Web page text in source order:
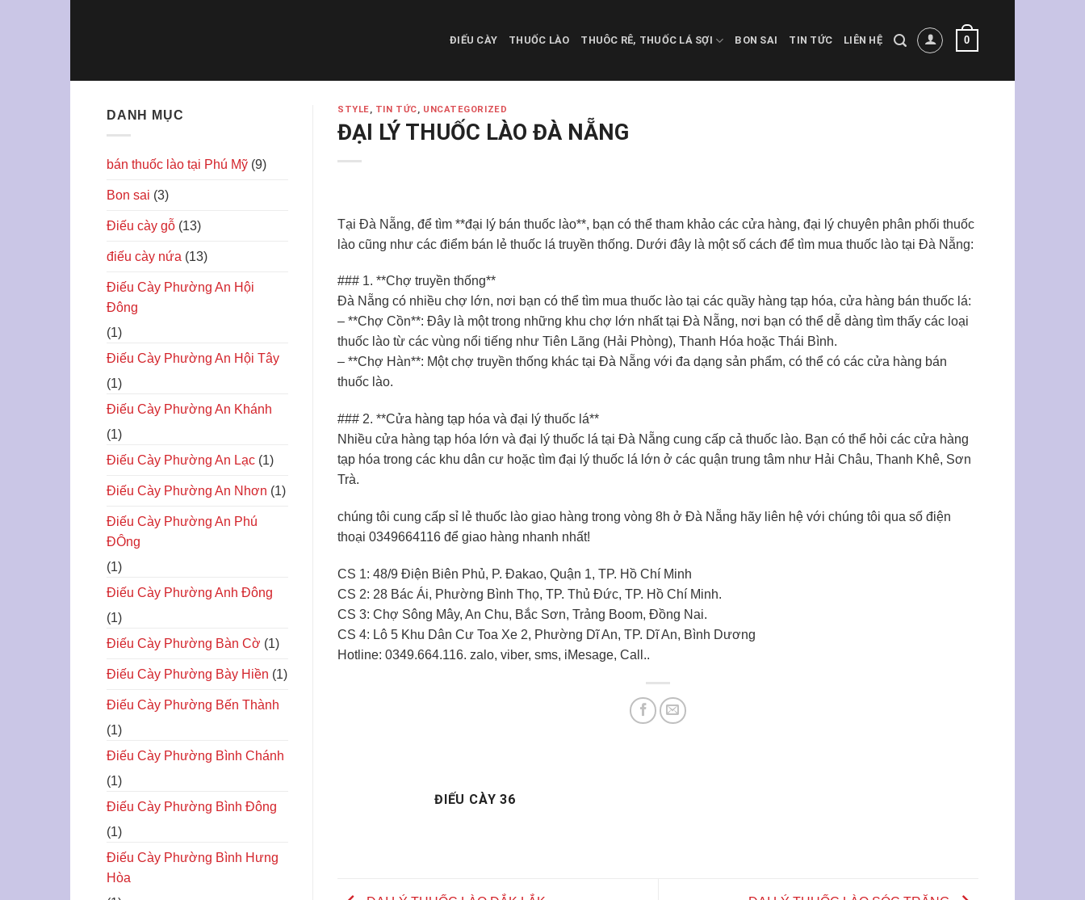
ĐIẾU CÀY THUỐC LÀO THUÔC RÊ, THUỐC LÁ SỢI BON SAI TIN TỨC LIÊN HỆ 0
DANH MỤC
bán thuốc lào tại Phú Mỹ (9)
Bon sai (3)
Điếu cày gỗ (13)
điếu cày nứa (13)
Điếu Cày Phường An Hội
Đông
(1)
Điếu Cày Phường An Hội Tây
(1)
Điếu Cày Phường An Khánh
(1)
Điếu Cày Phường An Lạc (1)
Điếu Cày Phường An Nhơn (1)
Điếu Cày Phường An Phú
ĐÔng
(1)
Điếu Cày Phường Anh Đông
(1)
Điếu Cày Phường Bàn Cờ (1)
Điếu Cày Phường Bày Hiền (1)
Điếu Cày Phường Bến Thành
(1)
Điếu Cày Phường Bình Chánh
(1)
Điếu Cày Phường Bình Đông
(1)
Điếu Cày Phường Bình Hưng
Hòa
STYLE, TIN TỨC, UNCATEGORIZED
ĐẠI LÝ THUỐC LÀO ĐÀ NẴNG
Tại Đà Nẵng, để tìm **đại lý bán thuốc lào**, bạn có thể tham khảo các cửa hàng, đại lý chuyên phân phối thuốc
lào cũng như các điểm bán lẻ thuốc lá truyền thống. Dưới đây là một số cách để tìm mua thuốc lào tại Đà Nẵng:
### 1. **Chợ truyền thống**
Đà Nẵng có nhiều chợ lớn, nơi bạn có thể tìm mua thuốc lào tại các quầy hàng tạp hóa, cửa hàng bán thuốc lá:
– **Chợ Cồn**: Đây là một trong những khu chợ lớn nhất tại Đà Nẵng, nơi bạn có thể dễ dàng tìm thấy các loại
thuốc lào từ các vùng nổi tiếng như Tiên Lãng (Hải Phòng), Thanh Hóa hoặc Thái Bình.
– **Chợ Hàn**: Một chợ truyền thống khác tại Đà Nẵng với đa dạng sản phẩm, có thể có các cửa hàng bán
thuốc lào.
### 2. **Cửa hàng tạp hóa và đại lý thuốc lá**
Nhiều cửa hàng tạp hóa lớn và đại lý thuốc lá tại Đà Nẵng cung cấp cả thuốc lào. Bạn có thể hỏi các cửa hàng
tạp hóa trong các khu dân cư hoặc tìm đại lý thuốc lá lớn ở các quận trung tâm như Hải Châu, Thanh Khê, Sơn
Trà.
chúng tôi cung cấp sỉ lẻ thuốc lào giao hàng trong vòng 8h ở Đà Nẵng hãy liên hệ với chúng tôi qua số điện
thoại 0349664116 để giao hàng nhanh nhất!
CS 1: 48/9 Điện Biên Phủ, P. Đakao, Quận 1, TP. Hồ Chí Minh
CS 2: 28 Bác Ái, Phường Bình Thọ, TP. Thủ Đức, TP. Hồ Chí Minh.
CS 3: Chợ Sông Mây, An Chu, Bắc Sơn, Trảng Boom, Đồng Nai.
CS 4: Lô 5 Khu Dân Cư Toa Xe 2, Phường Dĩ An, TP. Dĩ An, Bình Dương
Hotline: 0349.664.116. zalo, viber, sms, iMesage, Call..
ĐIẾU CÀY 36